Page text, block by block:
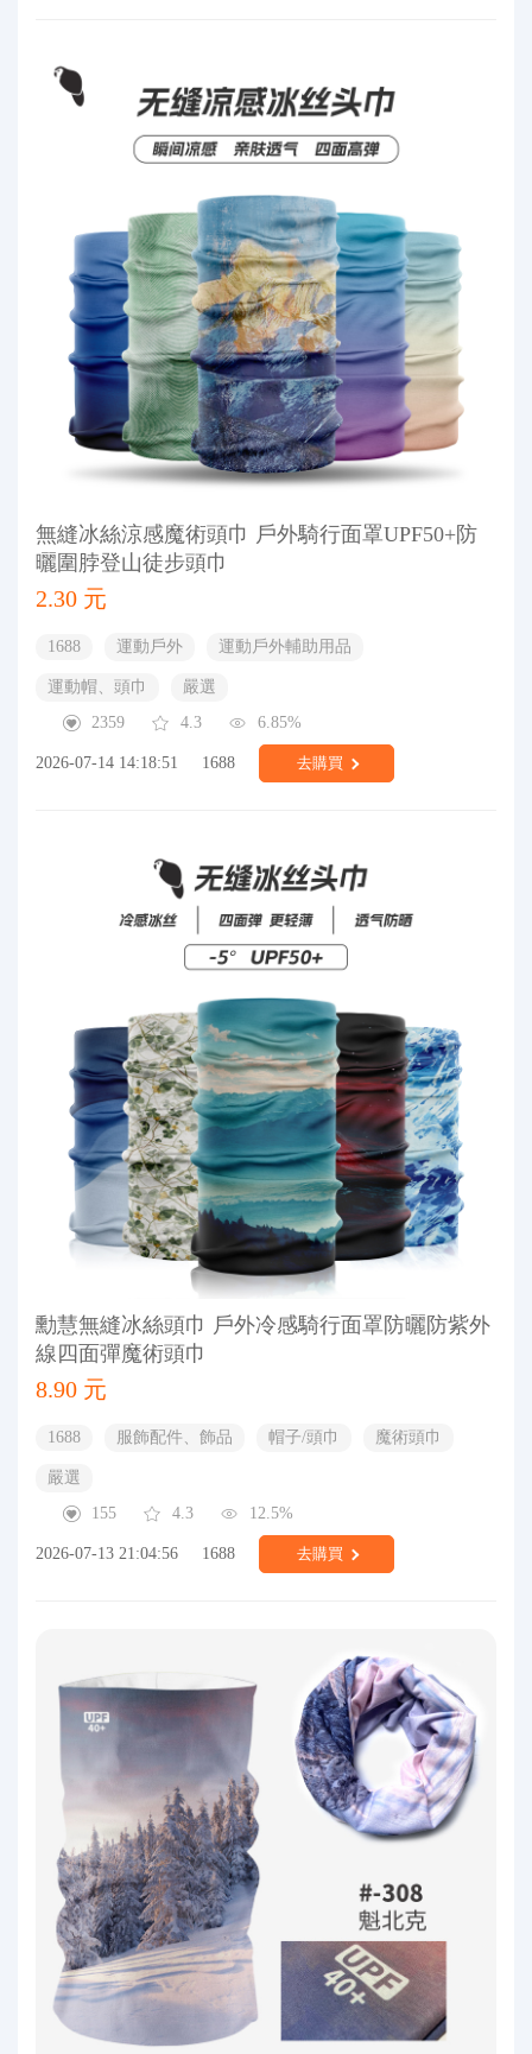
無縫冰絲涼感魔術頭巾 戶外騎行面罩UPF50+防
曬圍脖登山徒步頭巾
2.30 元
1688 運動戶外 運動戶外輔助用品
運動帽、頭巾
嚴選
2359
4.3 6.85%
2026-07-14 14:18:51 1688 去購買
勳慧無縫冰絲頭巾 戶外冷感騎行面罩防曬防紫外
線四面彈魔術頭巾
8.90 元
1688 服飾配件、飾品 帽子/頭巾 魔術頭巾
嚴選
155
4.3 12.5%
2026-07-13 21:04:56 1688 去購買